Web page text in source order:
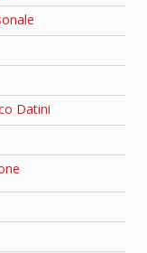
Datini